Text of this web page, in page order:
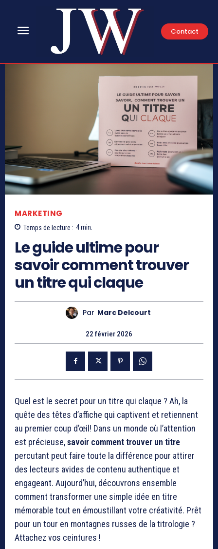
Contact
MARKETING
Temps de lecture : 4min.
Le guide ultime pour
savoir comment trouver
un titre qui claque
Par Marc Delcourt
22 février 2026
Quel est le secret pour un titre qui claque ? Ah, la
quête des têtes d’affiche qui captivent et retiennent
au premier coup d’œil! Dans un monde où l’attention
est précieuse,savoir comment trouver un titre
percutant peut faire toute la différence pour attirer
des lecteurs avides de contenu authentique et
engageant. Aujourd’hui, découvrons ensemble
comment transformer une simple idée en titre
mémorable tout en émoustillant votre créativité. Prêt
pour un tour en montagnes russes de la titrologie ?
Attachez vos ceintures !